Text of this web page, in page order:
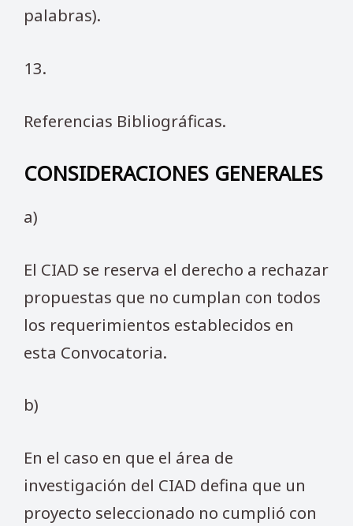
palabras).
13.
Referencias Bibliográficas.
CONSIDERACIONES GENERALES
a)
El CIAD se reserva el derecho a rechazar
propuestas que no cumplan con todos
los requerimientos establecidos en
esta Convocatoria.
b)
En el caso en que el área de
investigación del CIAD defina que un
proyecto seleccionado no cumplió con